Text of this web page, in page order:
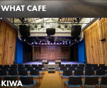
WHAT CAFE
KIWA